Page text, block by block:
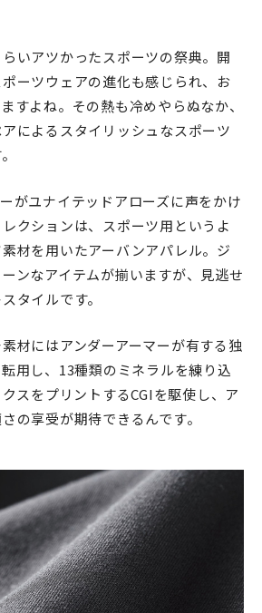
いアツかったスポーツの祭典。開
ーツウェアの進化も感じられ、お
すよね。その熱も冷めやらぬなか、
によるスタイリッシュなスポーツ
がユナイテッドアローズに声をかけ
クションは、スポーツ用というよ
材を用いたアーバンアパレル。ジ
ンなアイテムが揃いますが、見逃せ
タイルです。
材にはアンダーアーマーが有する独
用し、13種類のミネラルを練り込
スをプリントするCGIを駆使し、ア
の享受が期待できるんです。